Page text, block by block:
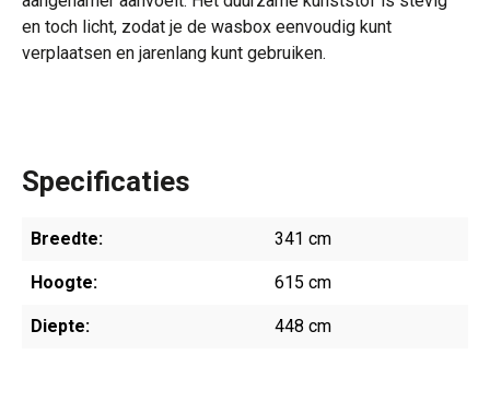
en toch licht, zodat je de wasbox eenvoudig kunt
verplaatsen en jarenlang kunt gebruiken.
Specificaties
Breedte: 341 cm
Hoogte: 615 cm
Diepte: 448 cm